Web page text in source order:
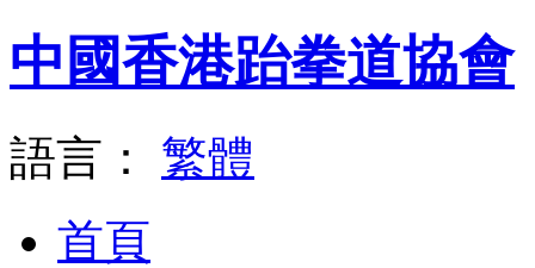
中國香港跆拳道協會
語言： 繁體
首頁